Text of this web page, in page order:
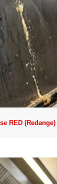
RED (Redange)